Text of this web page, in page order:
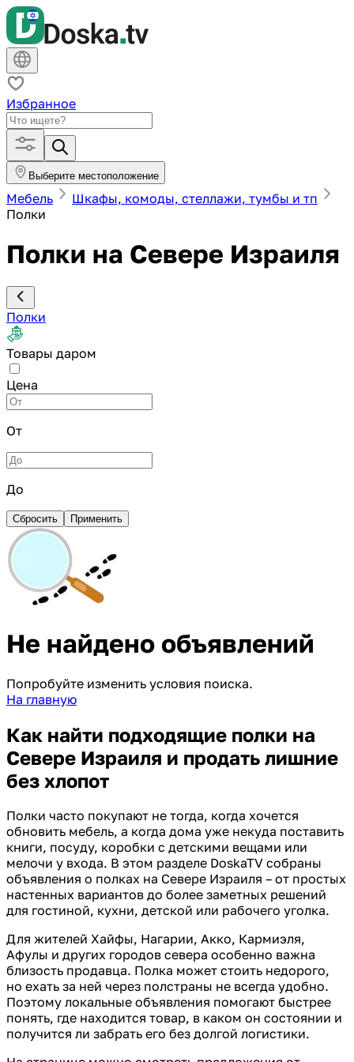
Избранное
Выберите местоположение
Мебель
Шкафы, комоды, стеллажи, тумбы и тп
Полки
Полки на Севере Израиля
Полки
Товары даром
Цена
От
До
Сбросить Применить
Не найдено объявлений
Попробуйте изменить условия поиска.
На главную
Как найти подходящие полки на
Севере Израиля и продать лишние
без хлопот
Полки часто покупают не тогда, когда хочется
обновить мебель, а когда дома уже некуда поставить
книги, посуду, коробки с детскими вещами или
мелочи у входа. В этом разделе DoskaTV собраны
объявления о полках на Севере Израиля – от простых
настенных вариантов до более заметных решений
для гостиной, кухни, детской или рабочего уголка.
Для жителей Хайфы, Нагарии, Акко, Кармиэля,
Афулы и других городов севера особенно важна
близость продавца. Полка может стоить недорого,
но ехать за ней через полстраны не всегда удобно.
Поэтому локальные объявления помогают быстрее
понять, где находится товар, в каком он состоянии и
получится ли забрать его без долгой логистики.